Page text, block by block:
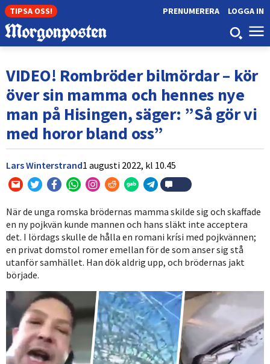
TIPSA OSS! LOGGA IN
PRENUMERERA
VIDEO! Rombröder bilmördar – kör
över sin mamma och hennes nye
man på Hisingen, säger: ”Så gör vi
med horor bland oss”
Lars Winterstrand1 augusti 2022, kl 10.45
När de unga romska brödernas mamma skilde sig och skaffade
en ny pojkvän kunde mannen och hans släkt inte acceptera
det. I lördags skulle de hålla en romani krísi med pojkvännen;
en privat domstol romer emellan för de som anser sig stå
utanför samhället. Han dök aldrig upp, och brödernas jakt
började.